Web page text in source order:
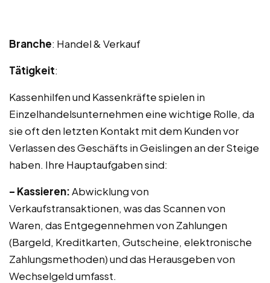
Branche: Handel & Verkauf
Tätigkeit:
Kassenhilfen und Kassenkräfte spielen in
Einzelhandelsunternehmen eine wichtige Rolle, da
sie oft den letzten Kontakt mit dem Kunden vor
Verlassen des Geschäfts in Geislingen an der Steige
haben. Ihre Hauptaufgaben sind:
– Kassieren:Abwicklung von
Verkaufstransaktionen, was das Scannen von
Waren, das Entgegennehmen von Zahlungen
(Bargeld, Kreditkarten, Gutscheine, elektronische
Zahlungsmethoden) und das Herausgeben von
Wechselgeld umfasst.